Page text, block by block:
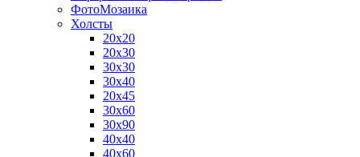
ФотоМозаика
Холсты
20х20
20х30
30х30
30х40
20х45
30х60
30х90
40х40
40х60